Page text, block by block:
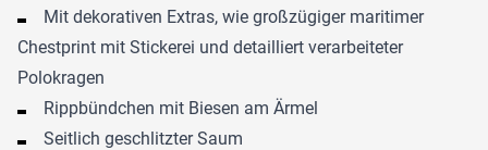
Mit dekorativen Extras, wie großzügiger maritimer
Chestprint mit Stickerei und detailliert verarbeiteter
Polokragen
Rippbündchen mit Biesen am Ärmel
Seitlich geschlitzter Saum